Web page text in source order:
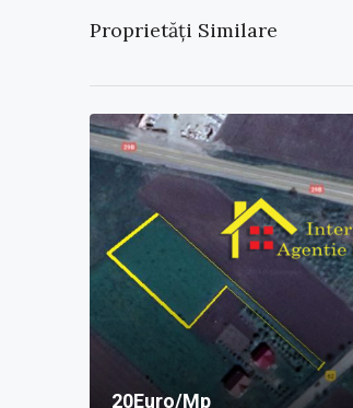
Proprietăți Similare
20Euro/Mp